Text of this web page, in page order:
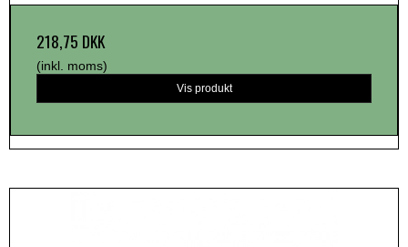
218,75 DKK
(inkl. moms)
Vis produkt